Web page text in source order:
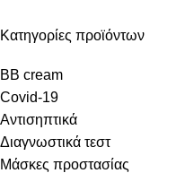
Κατηγορίες προϊόντων
BB cream
Covid-19
Αντισηπτικά
Διαγνωστικά τεστ
Μάσκες προστασίας